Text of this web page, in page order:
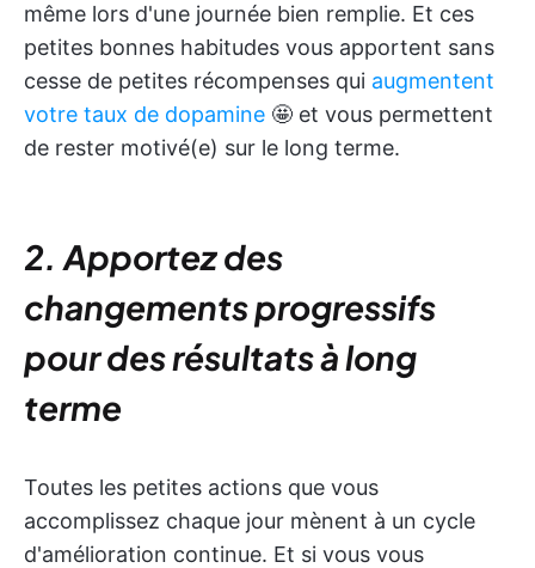
même lors d'une journée bien remplie. Et ces
petites bonnes habitudes vous apportent sans
cesse de petites récompenses qui augmentent
votre taux de dopamine 🤩 et vous permettent
de rester motivé(e) sur le long terme.
2. Apportez des
changements progressifs
pour des résultats à long
terme
Toutes les petites actions que vous
accomplissez chaque jour mènent à un cycle
d'amélioration continue. Et si vous vous